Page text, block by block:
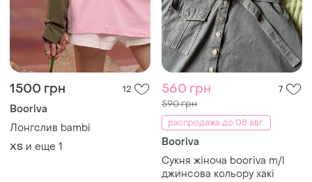
1500 грн 12
Booriva
Лонгслив bambi
ХS и еще 1
560 грн 7
590 грн
распродажа до 08 авг.
Booriva
Сукня жіноча booriva m/l
джинсова кольору хакі